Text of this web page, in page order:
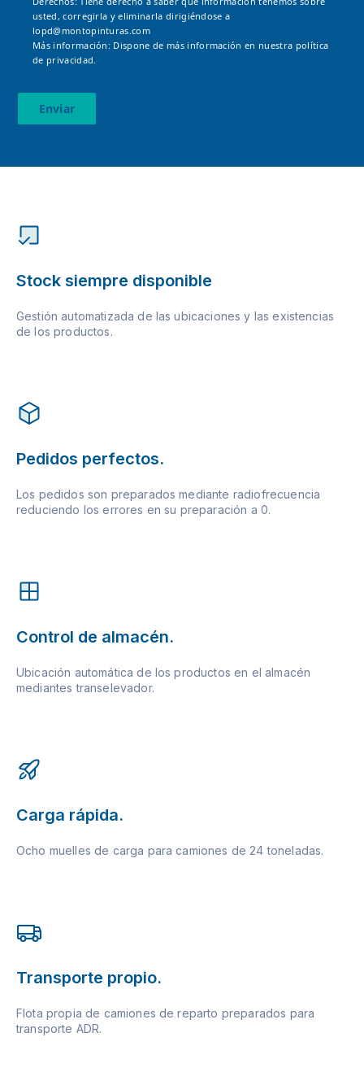
usted, corregirla y eliminarla dirigiéndose a
lopd@montopinturas.com
Más información: Dispone de más información en nuestra política
de privacidad.
Enviar
Stock siempre disponible
Gestión automatizada de las ubicaciones y las existencias
de los productos.
Pedidos perfectos.
Los pedidos son preparados mediante radiofrecuencia
reduciendo los errores en su preparación a 0.
Control de almacén.
Ubicación automática de los productos en el almacén
mediantes transelevador.
Carga rápida.
Ocho muelles de carga para camiones de 24 toneladas.
Transporte propio.
Flota propia de camiones de reparto preparados para
transporte ADR.